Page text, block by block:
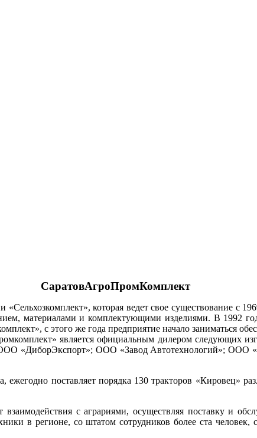
СаратовАгроПромКомплект
которая ведет свое существование с
материалами и комплектующими изделиями. В 1992
с этого же года предприятие начало заниматься
является официальным дилером следующих
«ДиборЭкспорт»; ООО «Завод Автотехнологий»; ООО
ежегодно поставляет порядка 130 тракторов «Кировец»
с аграриями, осуществляя поставку и
в регионе, со штатом сотрудников более ста